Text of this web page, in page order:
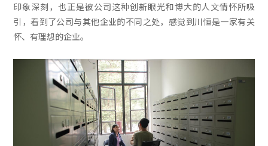
印象深刻，也正是被公司这种创新眼光和博大的人文情怀所吸
引，看到了公司与其他企业的不同之处，感觉到川恒是一家有关
怀、有理想的企业。